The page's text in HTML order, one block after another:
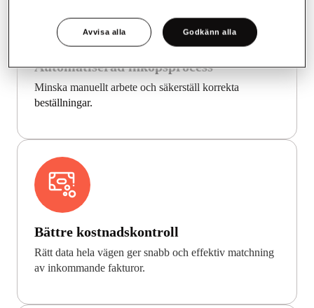
Automatiserad inköpsprocess
Minska manuellt arbete och säkerställ korrekta
beställningar.
Bättre kostnadskontroll
Rätt data hela vägen ger snabb och effektiv matchning
av inkommande fakturor.
Avvisa alla Godkänn alla